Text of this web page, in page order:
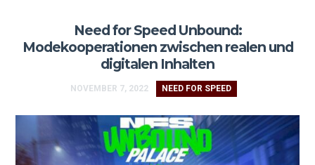
Need for Speed Unbound:
Modekooperationen zwischen realen und
digitalen Inhalten
NOVEMBER 7, 2022 NEED FOR SPEED